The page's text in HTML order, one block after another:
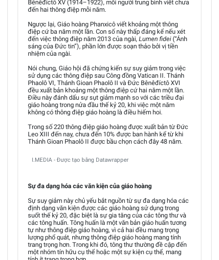
Bênêđíctô XV (1914–1922), mỗi người trung bình viết chưa
đến hai thông điệp mỗi năm.
Ngược lại, Giáo hoàng Phanxicô viết khoảng một thông
điệp cứ ba năm một lần. Con số này thấp đáng kể nếu xét
đến việc thông điệp năm 2013 của ngài, Lumen fidei (“Ánh
sáng của Đức tin”), phần lớn được soạn thảo bởi vị tiền
nhiệm của ngài.
Nói chung, Giáo hội đã chứng kiến sự suy giảm trong việc
sử dụng các thông điệp sau Công đồng Vatican II. Thánh
Phaolô VI, Thánh Gioan Phaolô II và Đức Bênêđíctô XVI
đều xuất bản khoảng một thông điệp cứ hai năm một lần.
Điều này đánh dấu sự sụt giảm mạnh so với các triều đại
giáo hoàng trong nửa đầu thế kỷ 20, khi việc một năm
không có thông điệp giáo hoàng là điều hiếm hoi.
Trong số 220 thông điệp giáo hoàng được xuất bản từ Đức
Leo XIII đến nay, chưa đến 10% được ban hành kể từ khi
Thánh Gioan Phaolô II được bầu chọn cách đây 48 năm.
I.MEDIA - Được tạo bằng Datawrapper
Sự đa dạng hóa các văn kiện của giáo hoàng
Sự suy giảm này chủ yếu bắt nguồn từ sự đa dạng hóa các
định dạng văn kiện được các giáo hoàng sử dụng trong
suốt thế kỷ 20, đặc biệt là sự gia tăng của các tông thư và
các tông huấn. Tông huấn là một văn bản giáo huấn tương
tự như thông điệp giáo hoàng, vì cả hai đều mang trọng
lượng phổ quát, nhưng thông điệp giáo hoàng mang tính
trang trọng hơn. Trong khi đó, tông thư thường đề cập đến
một nhóm tín hữu cụ thể hoặc một sự kiện cụ thể, mang